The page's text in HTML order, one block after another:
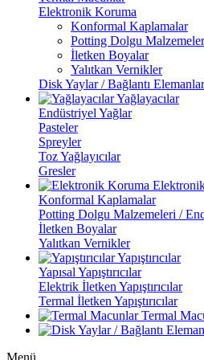
Elektronik Koruma
Konformal Kaplamalar
Potting Dolgu
İletken Boyalar
Yalıtkan Vernikler
Disk Yaylar / Bağlantı
Yağlayacılar
Endüstriyel Yağlar
Pasteler
Spreyler
Toz Yağlayıcılar
Gresler
Konformal Kaplamalar
Potting Dolgu Malzemeleri /
İletken Boyalar
Yalıtkan Vernikler
Yapıştırıcılar
Yapısal Yapıştırıcılar
Elektrik İletken Yapıştırıcılar
Termal İletken Yapıştırıcılar
Termal
Menü